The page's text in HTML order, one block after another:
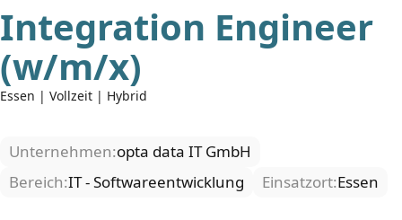
Integration Engineer
(w/m/x)
Essen | Vollzeit | Hybrid
Unternehmen:opta data IT GmbH
Bereich:IT - Softwareentwicklung Einsatzort:Essen